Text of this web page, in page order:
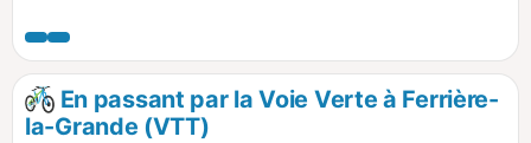
En passant par la Voie Verte à Ferrière-
la-Grande (VTT)